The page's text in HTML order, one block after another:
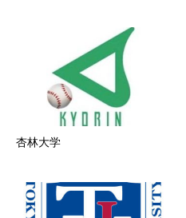
杏林大学